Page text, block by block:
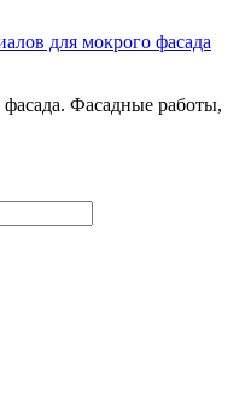
Фасадные работы,